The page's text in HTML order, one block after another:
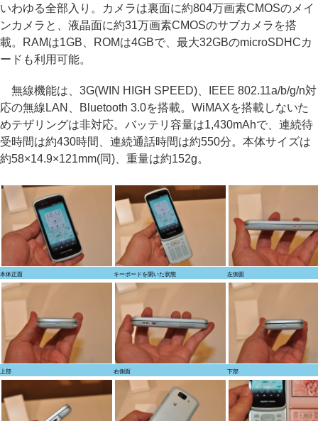
いわゆる全部入り。カメラは裏面に約804万画素CMOSのメイ
ンカメラと、液晶面に約31万画素CMOSのサブカメラを搭
載。RAMは1GB、ROMは4GBで、最大32GBのmicroSDHCカ
ードも利用可能。
無線機能は、3G(WIN HIGH SPEED)、IEEE 802.11a/b/g/n対
応の無線LAN、Bluetooth 3.0を搭載。WiMAXを搭載しないた
めテザリングは非対応。バッテリ容量は1,430mAhで、連続待
受時間は約430時間、連続通話時間は約550分。本体サイズは
約58×14.9×121mm(同)、重量は約152g。
本体正面 キーボードを開いた状態 左側面
上部 右側面 下部